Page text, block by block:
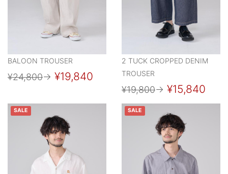
BALOON TROUSER
¥24,800→ ¥19,840
2 TUCK CROPPED DENIM
TROUSER
¥19,800→ ¥15,840
SALE SALE